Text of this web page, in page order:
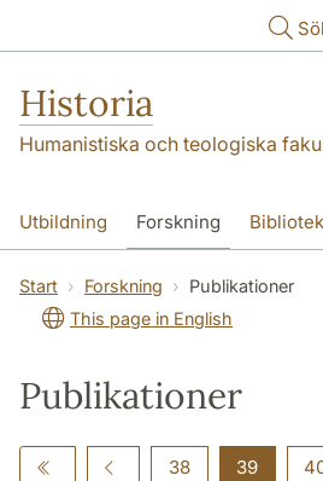
Historia
Humanistiska och teologiska
Utbildning Forskning Bibliotek
Om oss
Start Forskning
Publikationer
This page in English
Publikationer
38 39